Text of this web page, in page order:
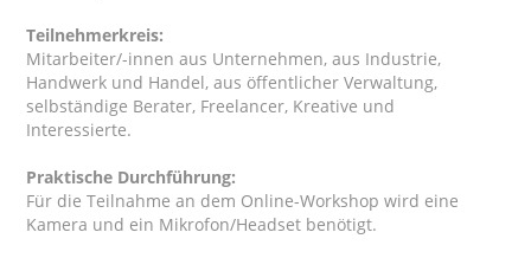
Teilnehmerkreis:
Mitarbeiter/-innen aus Unternehmen, aus Industrie,
Handwerk und Handel, aus öffentlicher Verwaltung,
selbständige Berater, Freelancer, Kreative und
Interessierte.
Praktische Durchführung:
Für die Teilnahme an dem Online-Workshop wird eine
Kamera und ein Mikrofon/Headset benötigt.